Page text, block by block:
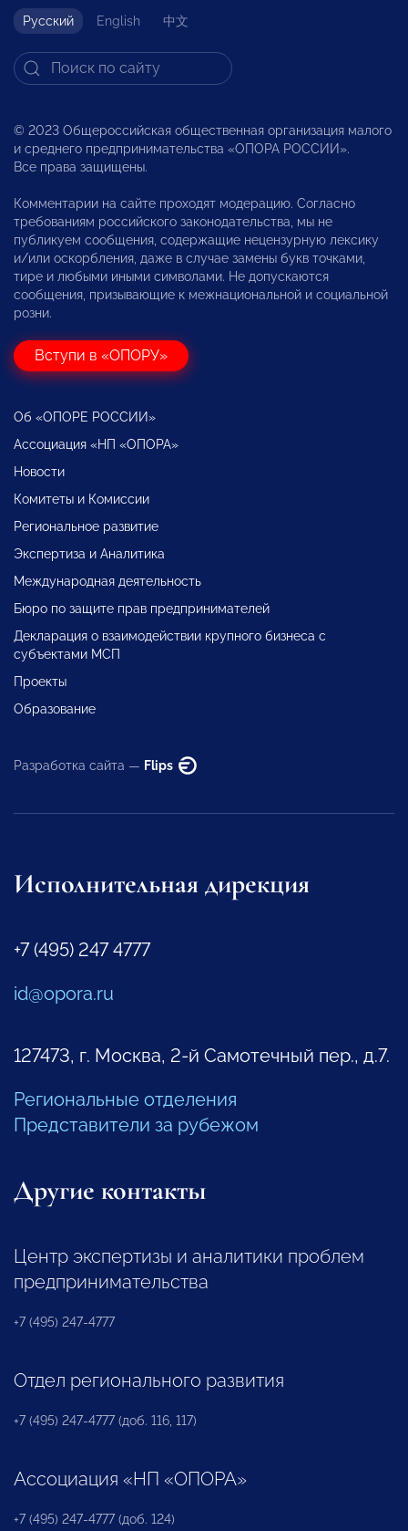
Русский English 中文
© 2023 Общероссийская общественная организация малого
и среднего предпринимательства «ОПОРА РОССИИ».
Все права защищены.
Комментарии на сайте проходят модерацию. Согласно
требованиям российского законодательства, мы не
публикуем сообщения, содержащие нецензурную лексику
и/или оскорбления, даже в случае замены букв точками,
тире и любыми иными символами. Не допускаются
сообщения, призывающие к межнациональной и социальной
розни.
Вступи в «ОПОРУ»
Об «ОПОРЕ РОССИИ»
Ассоциация «НП «ОПОРА»
Новости
Комитеты и Комиссии
Региональное развитие
Экспертиза и Аналитика
Международная деятельность
Бюро по защите прав предпринимателей
Декларация о взаимодействии крупного бизнеса с
субъектами МСП
Проекты
Образование
Разработка сайта — Flips
Исполнительная дирекция
+7 (495) 247 4777
id@opora.ru
127473, г. Москва, 2-й Самотечный пер., д.7.
Региональные отделения
Представители за рубежом
Другие контакты
Центр экспертизы и аналитики проблем
предпринимательства
+7 (495) 247-4777
Отдел регионального развития
+7 (495) 247-4777 (доб. 116, 117)
Ассоциация «НП «ОПОРА»
+7 (495) 247-4777 (доб. 124)